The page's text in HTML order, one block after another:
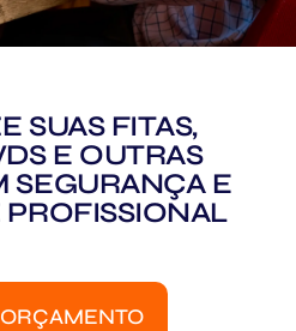
SUAS FITAS,
E OUTRAS
SEGURANÇA E